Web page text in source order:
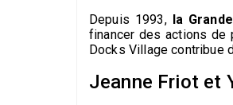
Depuis 1993, la
financer des actions de
Docks Village contribue
Jeanne Friot et